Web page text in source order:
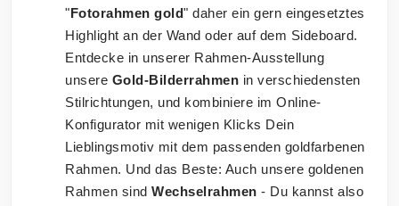
"Fotorahmen gold" daher ein gern eingesetztes
Highlight an der Wand oder auf dem Sideboard.
Entdecke in unserer Rahmen-Ausstellung
unsere Gold-Bilderrahmen in verschiedensten
Stilrichtungen, und kombiniere im Online-
Konfigurator mit wenigen Klicks Dein
Lieblingsmotiv mit dem passenden goldfarbenen
Rahmen. Und das Beste: Auch unsere goldenen
Rahmen sind Wechselrahmen - Du kannst also